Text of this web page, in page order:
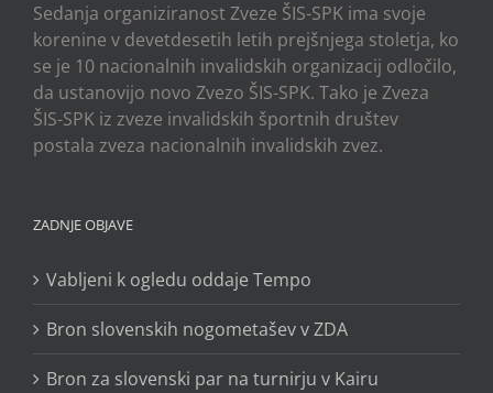
Sedanja organiziranost Zveze ŠIS-SPK ima svoje
korenine v devetdesetih letih prejšnjega stoletja, ko
se je 10 nacionalnih invalidskih organizacij odločilo,
da ustanovijo novo Zvezo ŠIS-SPK. Tako je Zveza
ŠIS-SPK iz zveze invalidskih športnih društev
postala zveza nacionalnih invalidskih zvez.
ZADNJE OBJAVE
Vabljeni k ogledu oddaje Tempo
Bron slovenskih nogometašev v ZDA
Bron za slovenski par na turnirju v Kairu